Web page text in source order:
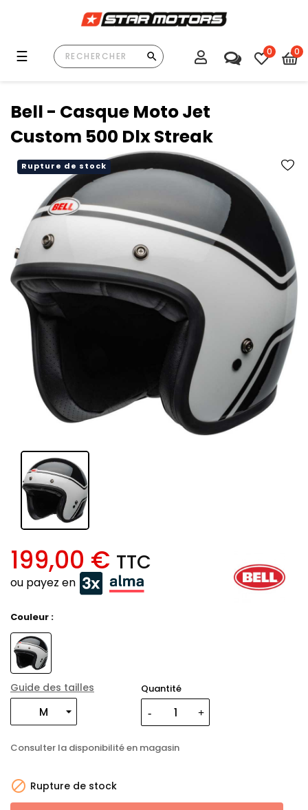
Basculer
☰ 0 0
Bell - Casque Moto Jet
Custom 500 Dlx Streak
Rupture de stock
199,00 € TTC
ou payez en
Couleur :
Guide des tailles Quantité
Consulter la disponibilité en magasin
 Rupture de stock